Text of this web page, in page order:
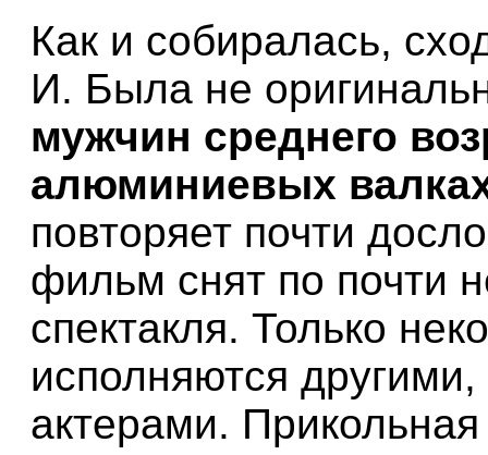
Как и собиралась,
И. Была не
мужчин среднего
алюминиевых
повторяет почти
фильм снят по почти
спектакля. Только
исполняются
актерами.